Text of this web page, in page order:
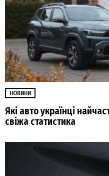
НОВИНИ
Які авто українці
свіжа статистика